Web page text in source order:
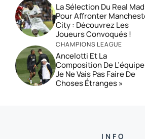
La Sélection Du Real
Pour Affronter
City : Découvrez Les
Joueurs Convoqués !
CHAMPIONS LEAGUE
Ancelotti Et La
Composition De L’équipe
Je Ne Vais Pas Faire De
Choses Étranges »
INFO